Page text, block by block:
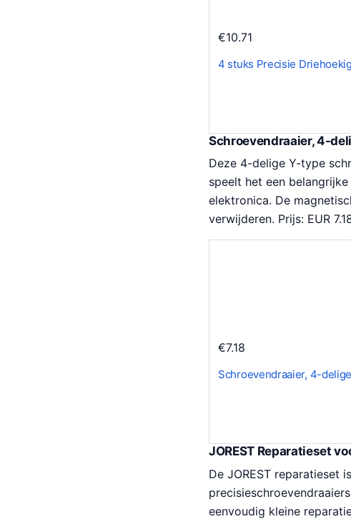
€10.71
4 stuks Precisie
Schroevendraaier, 4-
Deze 4-delige Y-type
speelt het een
elektronica. De
verwijderen. Prijs: EUR
€7.18
Schroevendraaier, 4-
JOREST Reparatieset
De JOREST reparatieset
eenvoudig kleine